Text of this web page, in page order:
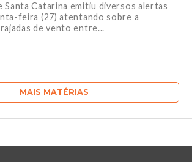
Santa Catarina emitiu diversos alertas
feira (27) atentando sobre a
de vento entre...
MAIS MATÉRIAS